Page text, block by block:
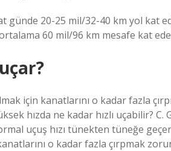
günde 20-25 mil/32-40 km yol kat
60 mil/96 km mesafe kat
için kanatlarını o kadar fazla
hızda ne kadar hızlı uçabilir? C.
uçuş hızı tünekten tüneğe
o kadar fazla çırpmak